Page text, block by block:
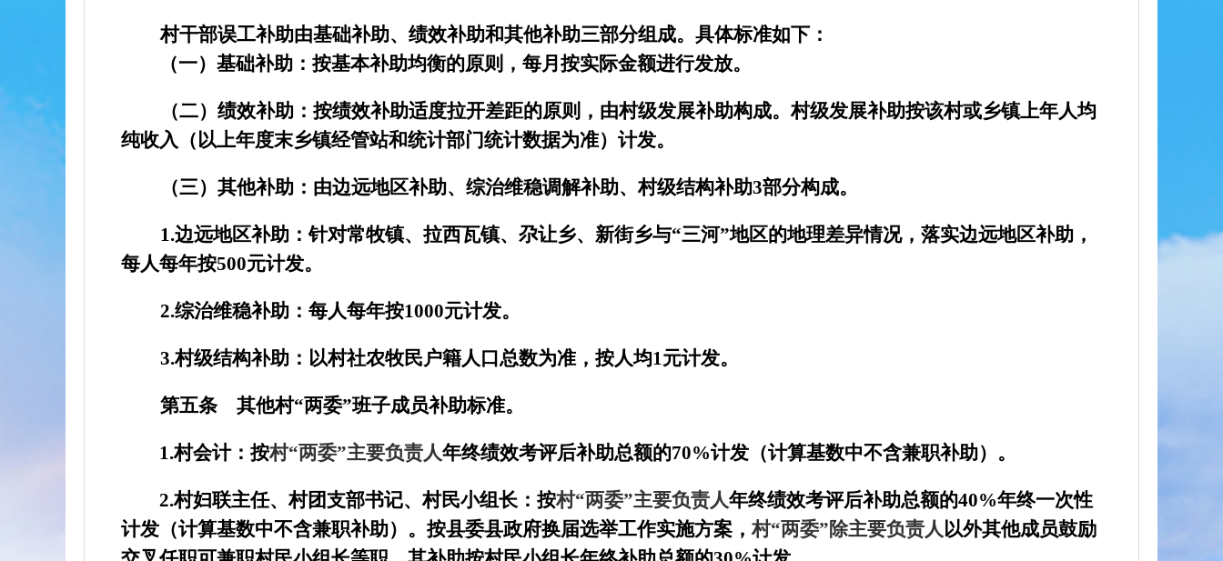
村干部误工补助由基础补助、绩效补助和其他补助三部分组成。具体标准如下：
（一）基础补助： 按基本补助均衡的原则，每月按实际金额进行发放。
（二）绩效补助： 按绩效补助适度拉开差距的原则，由村级发展补助构成。村级发展补助按该村或乡镇上年人均
纯收入（以上年度末乡镇经管站和统计部门统计数据为准）计发。
（三）其他补助： 由边远地区补助、综治维稳调解补助、村级结构补助3部分构成。
1.边远地区补助：针对常牧镇、拉西瓦镇、尕让乡、新街乡与“三河”地区的地理差异情况，落实边远地区补助，
每人每年按500元计发。
2.综治维稳补助： 每人每年按1000元计发。
3.村级结构补助： 以村社农牧民户籍人口总数为准，按人均1元计发。
第五条 其他村“两委”班子成员补助标准。
1.村会计： 按村“两委”主要负责人年终绩效考评后补助总额的70%计发（计算基数中不含兼职补助）。
2.村妇联主任、村团支部书记、村民小组长： 按村“两委”主要负责人年终绩效考评后补助总额的40%年终一次性
计发（计算基数中不含兼职补助）。按县委县政府换届选举工作实施方案，村“两委”除主要负责人以外其他成员鼓励